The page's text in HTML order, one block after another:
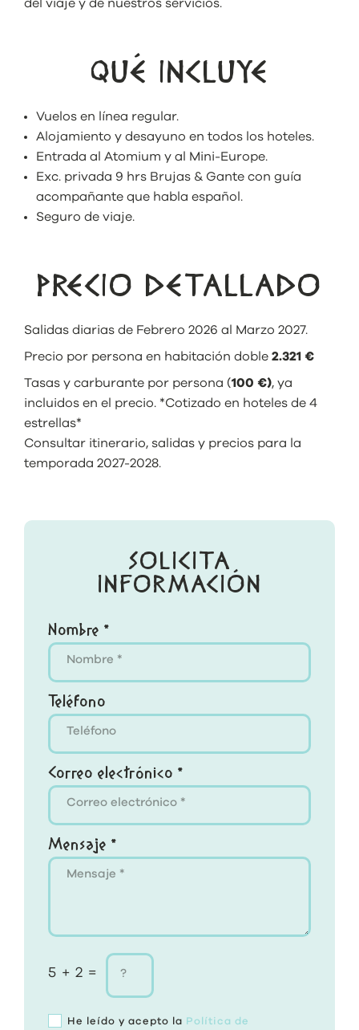
del viaje y de nuestros servicios.
QUÉ INCLUYE
Vuelos en línea regular.
Alojamiento y desayuno en todos los hoteles.
Entrada al Atomium y al Mini-Europe.
Exc. privada 9 hrs Brujas & Gante con guía
acompañante que habla español.
Seguro de viaje.
PRECIO DETALLADO
Salidas diarias de Febrero 2026 al Marzo 2027.
Precio por persona en habitación doble 2.321 €
Tasas y carburante por persona (100 €), ya
incluidos en el precio. *Cotizado en hoteles de 4
estrellas*
Consultar itinerario, salidas y precios para la
temporada 2027-2028.
SOLICITA
INFORMACIÓN
Nombre *
Teléfono
Correo electrónico *
Mensaje *
5 + 2 =
He leído y acepto la Política de